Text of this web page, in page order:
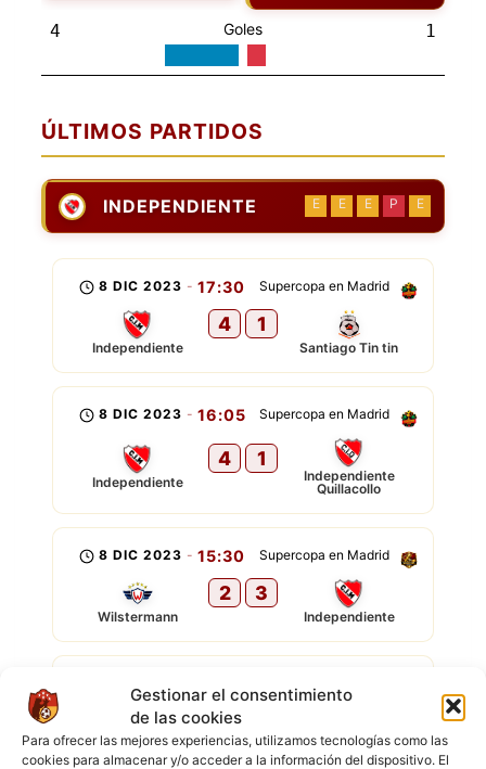
Gestionar el consentimiento
de las cookies
Para ofrecer las mejores experiencias, utilizamos tecnologías como las
cookies para almacenar y/o acceder a la información del dispositivo. El
4 Goles 1
ÚLTIMOS PARTIDOS
INDEPENDIENTE E E E P E
Supercopa en Madrid
8 DIC 2023 - 17:30
Independiente
4 1
Santiago Tin tin
Supercopa en Madrid
8 DIC 2023 - 16:05
Independiente
4 1
Independiente
Quillacollo
Supercopa en Madrid
8 DIC 2023 - 15:30
Wilstermann
2 3
Independiente
Independiente
5
Club Caico